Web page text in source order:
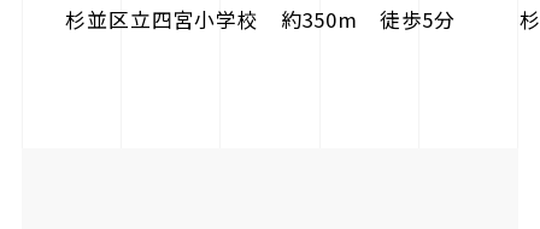
杉並区立四宮小学校 約350m 徒歩5分